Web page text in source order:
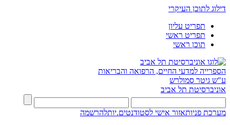
דילוג לתוכן העיקרי
תפריט עליון
תפריט ראשי
תוכן ראשי
הספרייה למדעי החיים, הרפואה והבריאות
ע"ש גיטר סמולרש
אוניברסיטת תל אביב
מערכת פניותאזור אישי לסטודנטים.יותלהרשמה